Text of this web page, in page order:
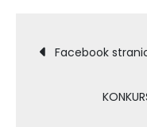
XXIII
skupštine
članaka
Facebook